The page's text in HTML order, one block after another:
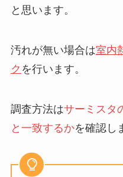
と思います。
汚れが無い場合は室内
ク を行います。
調査方法はサーミスタ
と一致するかを確認し